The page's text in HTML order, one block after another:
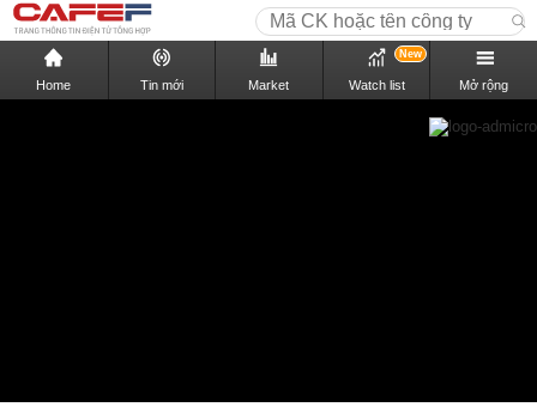
Home Tin mới Market Watch list
New
Mở rộng